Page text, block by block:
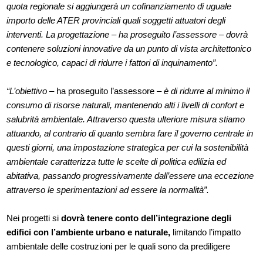
quota regionale si aggiungerà un cofinanziamento di uguale
importo delle ATER provinciali quali soggetti attuatori degli
interventi. La progettazione – ha proseguito l’assessore – dovrà
contenere soluzioni innovative da un punto di vista architettonico
e tecnologico, capaci di ridurre i fattori di inquinamento”.
“L’obiettivo– ha proseguito l’assessore –è di ridurre al minimo il
consumo di risorse naturali, mantenendo alti i livelli di confort e
salubrità ambientale. Attraverso questa ulteriore misura stiamo
attuando, al contrario di quanto sembra fare il governo centrale in
questi giorni, una impostazione strategica per cui la sostenibilità
ambientale caratterizza tutte le scelte di politica edilizia ed
abitativa, passando progressivamente dall’essere una eccezione
attraverso le sperimentazioni ad essere la normalità”.
Nei progetti sidovrà tenere conto dell’integrazione degli
edifici con l’ambiente urbano e naturale, limitando l’impatto
ambientale delle costruzioni per le quali sono da prediligere